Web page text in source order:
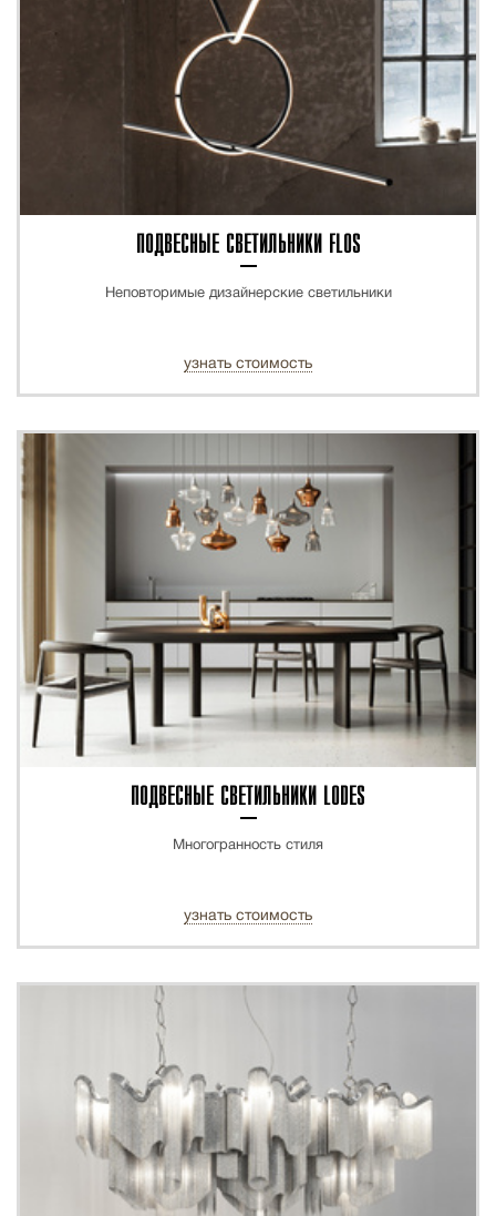
ПОДВЕСНЫЕ СВЕТИЛЬНИКИ FLOS
Неповторимые дизайнерские светильники
узнать стоимость
ПОДВЕСНЫЕ СВЕТИЛЬНИКИ LODES
Многогранность стиля
узнать стоимость